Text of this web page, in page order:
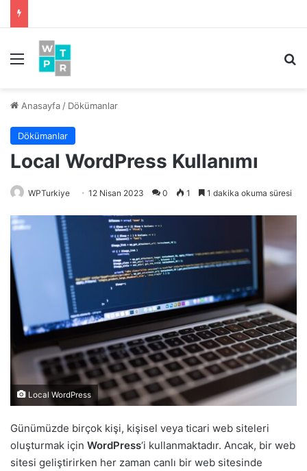
Menü
Anasayfa / Dökümanlar
Dökümanlar
Local WordPress Kullanımı
WPTurkiye 12 Nisan 2023 0 1 1 dakika okuma süresi
Local WordPress
Günümüzde birçok kişi, kişisel veya ticari web siteleri
oluşturmak için WordPress‘i kullanmaktadır. Ancak, bir web
sitesi geliştirirken her zaman canlı bir web sitesinde